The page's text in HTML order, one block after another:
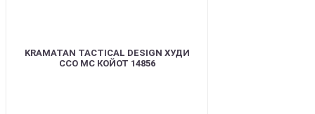
KRAMATAN TACTICAL DESIGN ХУДИ
ССО МС КОЙОТ 14856